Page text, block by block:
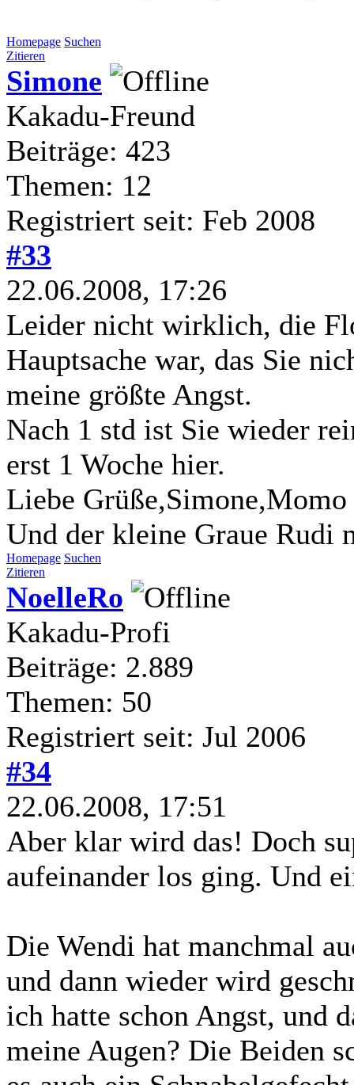
Homepage Suchen
Zitieren
Simone
Kakadu-Freund
Beiträge: 423
Themen: 12
Registriert seit: Feb 2008
#33
22.06.2008, 17:26
Leider nicht wirklich, die
Hauptsache war, das Sie
meine größte Angst.
Nach 1 std ist Sie wieder
erst 1 Woche hier.
Liebe
Und der kleine Graue Rudi
Homepage Suchen
Zitieren
NoelleRo
Kakadu-Profi
Beiträge: 2.889
Themen: 50
Registriert seit: Jul 2006
#34
22.06.2008, 17:51
Aber klar wird das! Doch
aufeinander los ging. Und
Die Wendi hat manchmal
und dann wieder wird
ich hatte schon Angst, und
meine Augen? Die Beiden